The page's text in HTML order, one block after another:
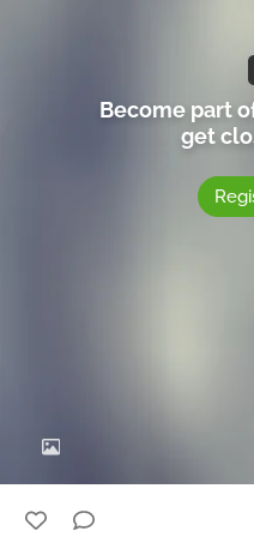
Become part
get